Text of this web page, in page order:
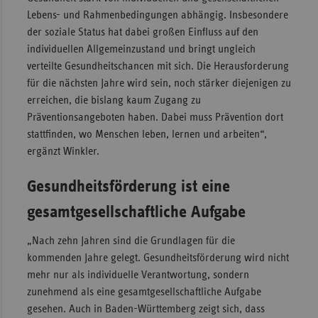
Lebens- und Rahmenbedingungen abhängig. Insbesondere
der soziale Status hat dabei großen Einfluss auf den
individuellen Allgemeinzustand und bringt ungleich
verteilte Gesundheitschancen mit sich. Die Herausforderung
für die nächsten Jahre wird sein, noch stärker diejenigen zu
erreichen, die bislang kaum Zugang zu
Präventionsangeboten haben. Dabei muss Prävention dort
stattfinden, wo Menschen leben, lernen und arbeiten“,
ergänzt Winkler.
Gesundheitsförderung ist eine
gesamtgesellschaftliche Aufgabe
„Nach zehn Jahren sind die Grundlagen für die
kommenden Jahre gelegt. Gesundheitsförderung wird nicht
mehr nur als individuelle Verantwortung, sondern
zunehmend als eine gesamtgesellschaftliche Aufgabe
gesehen. Auch in Baden-Württemberg zeigt sich, dass